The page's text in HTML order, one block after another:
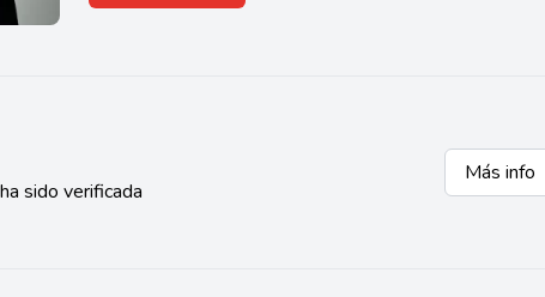
sido verificada
Más info